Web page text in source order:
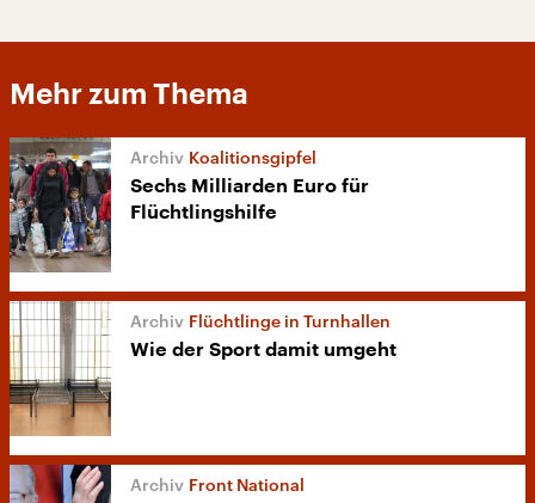
Mehr zum Thema
Koalitionsgipfel
Sechs Milliarden Euro für
Flüchtlingshilfe
Flüchtlinge in Turnhallen
Wie der Sport damit umgeht
Front National